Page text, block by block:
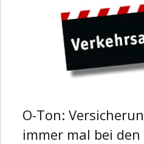
O-Ton:
immer mal bei den